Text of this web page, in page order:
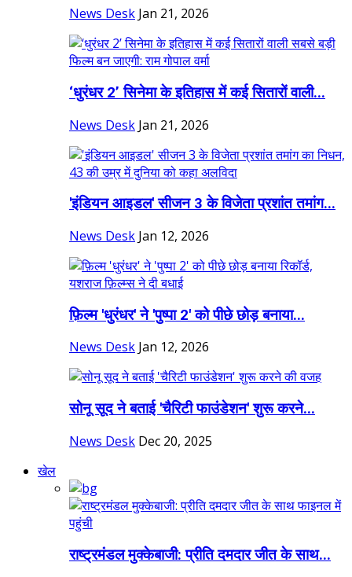
News Desk Jan 21, 2026
‘धुरंधर 2’ सिनेमा के इतिहास में कई सितारों वाली...
News Desk Jan 21, 2026
'इंडियन आइडल' सीजन 3 के विजेता प्रशांत तमांग...
News Desk Jan 12, 2026
फ़िल्म 'धुरंधर' ने 'पुष्पा 2' को पीछे छोड़ बनाया...
News Desk Jan 12, 2026
सोनू सूद ने बताई 'चैरिटी फाउंडेशन' शुरू करने...
News Desk Dec 20, 2025
खेल
राष्ट्रमंडल मुक्केबाजी: प्रीति दमदार जीत के साथ...